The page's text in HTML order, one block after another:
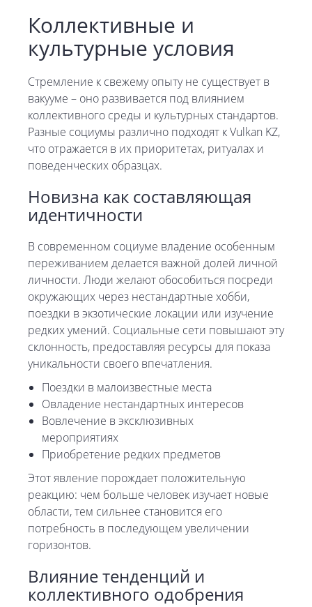
Коллективные и
культурные условия
Стремление к свежему опыту не существует в
вакууме – оно развивается под влиянием
коллективного среды и культурных стандартов.
Разные социумы различно подходят к Vulkan KZ,
что отражается в их приоритетах, ритуалах и
поведенческих образцах.
Новизна как составляющая
идентичности
В современном социуме владение особенным
переживанием делается важной долей личной
личности. Люди желают обособиться посреди
окружающих через нестандартные хобби,
поездки в экзотические локации или изучение
редких умений. Социальные сети повышают эту
склонность, предоставляя ресурсы для показа
уникальности своего впечатления.
Поездки в малоизвестные места
Овладение нестандартных интересов
Вовлечение в эксклюзивных
мероприятиях
Приобретение редких предметов
Этот явление порождает положительную
реакцию: чем больше человек изучает новые
области, тем сильнее становится его
потребность в последующем увеличении
горизонтов.
Влияние тенденций и
коллективного одобрения